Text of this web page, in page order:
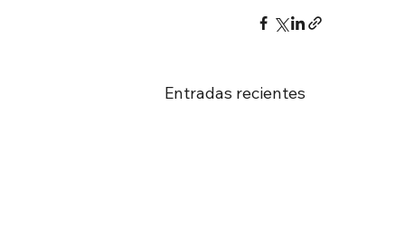
Entradas recientes